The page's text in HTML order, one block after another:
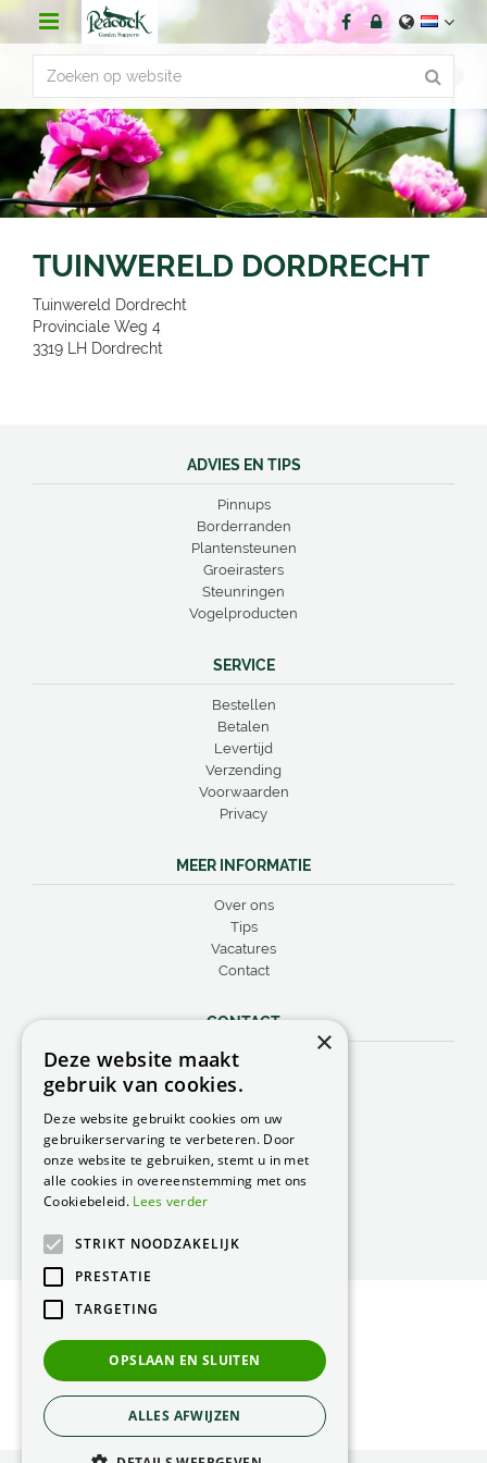
r
n
t
TUINWERELD DORDRECHT
Tuinwereld Dordrecht
Provinciale Weg 4
3319 LH Dordrecht
ADVIES EN TIPS
Pinnups
Borderranden
Plantensteunen
Groeirasters
Steunringen
Vogelproducten
SERVICE
Bestellen
Betalen
Levertijd
Verzending
Voorwaarden
Privacy
MEER INFORMATIE
Over ons
Tips
Vacatures
Contact
CONTACT
Peacock Garden Supports
Industrieweg 22
Nederland
0499 57 40 80
F. 0499 57 40 84
E.peacock@peacock.nl
Privacy Statement
Green Solutions
×
Deze website maakt
gebruik van cookies.
Deze website gebruikt cookies om uw
gebruikerservaring te verbeteren. Door
onze website te gebruiken, stemt u in met
alle cookies in overeenstemming met ons
Cookiebeleid. Lees verder
STRIKT NOODZAKELIJK
PRESTATIE
TARGETING
OPSLAAN EN SLUITEN
ALLES AFWIJZEN